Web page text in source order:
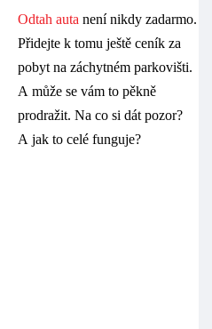
Odtah auta není nikdy zadarmo.
Přidejte k tomu ještě ceník za
pobyt na záchytném parkovišti.
A může se vám to pěkně
prodražit. Na co si dát pozor?
A jak to celé funguje?